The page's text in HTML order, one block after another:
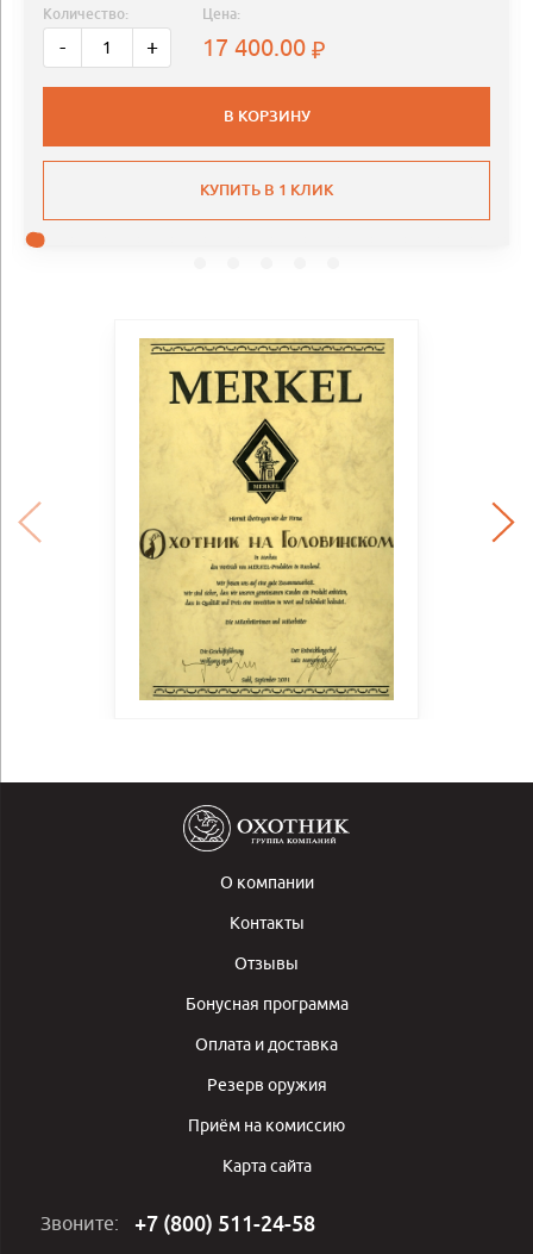
Количество:
- +
Цена:
17 400.00
В КОРЗИНУ
КУПИТЬ В 1 КЛИК
О компании
Контакты
Отзывы
Бонусная программа
Оплата и доставка
Резерв оружия
Приём на комиссию
Карта сайта
Звоните: +7 (800) 511-24-58